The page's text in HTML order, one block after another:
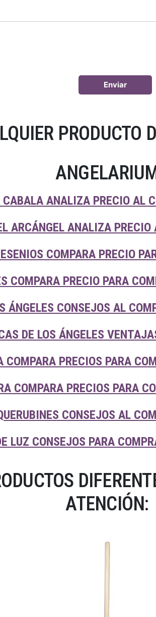
PRODUCTO
ANALIZA PRECIO AL
ARCÁNGEL ANALIZA
COMPARA PRECIO
COMPARA PRECIO PARA
ÁNGELES CONSEJOS AL
DE LOS ÁNGELES
PRECIOS PARA
COMPARA PRECIOS PARA
CONSEJOS AL
LUZ CONSEJOS PARA
ATENCIÓN: